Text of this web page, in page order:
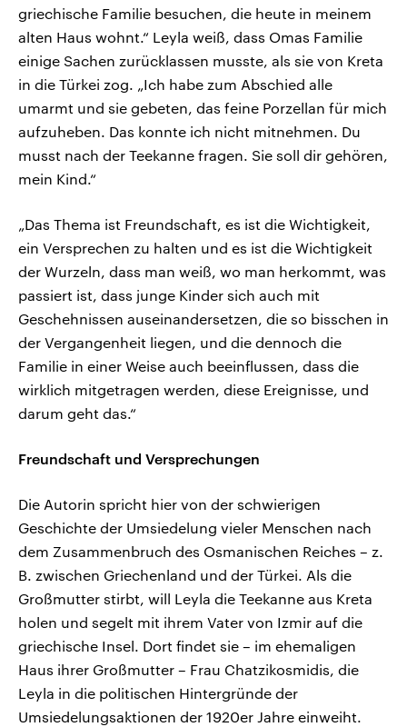
griechische Familie besuchen, die heute in meinem
alten Haus wohnt.“ Leyla weiß, dass Omas Familie
einige Sachen zurücklassen musste, als sie von Kreta
in die Türkei zog. „Ich habe zum Abschied alle
umarmt und sie gebeten, das feine Porzellan für mich
aufzuheben. Das konnte ich nicht mitnehmen. Du
musst nach der Teekanne fragen. Sie soll dir gehören,
mein Kind.“
„Das Thema ist Freundschaft, es ist die Wichtigkeit,
ein Versprechen zu halten und es ist die Wichtigkeit
der Wurzeln, dass man weiß, wo man herkommt, was
passiert ist, dass junge Kinder sich auch mit
Geschehnissen auseinandersetzen, die so bisschen in
der Vergangenheit liegen, und die dennoch die
Familie in einer Weise auch beeinflussen, dass die
wirklich mitgetragen werden, diese Ereignisse, und
darum geht das.“
Freundschaft und Versprechungen
Die Autorin spricht hier von der schwierigen
Geschichte der Umsiedelung vieler Menschen nach
dem Zusammenbruch des Osmanischen Reiches – z.
B. zwischen Griechenland und der Türkei. Als die
Großmutter stirbt, will Leyla die Teekanne aus Kreta
holen und segelt mit ihrem Vater von Izmir auf die
griechische Insel. Dort findet sie – im ehemaligen
Haus ihrer Großmutter – Frau Chatzikosmidis, die
Leyla in die politischen Hintergründe der
Umsiedelungsaktionen der 1920er Jahre einweiht.